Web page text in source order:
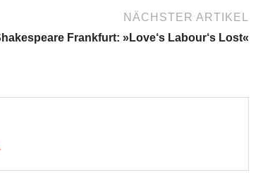
NÄCHSTER ARTIKEL
Frankfurt: »Love‘s Labour‘s Lost«